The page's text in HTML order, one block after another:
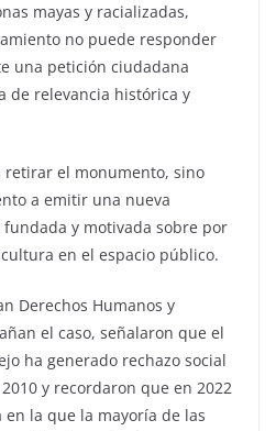
mayas y racializadas,
no puede responder
una petición ciudadana
de relevancia histórica y
retirar el monumento, sino
a emitir una nueva
y motivada sobre por
en el espacio público.
Derechos Humanos y
el caso, señalaron que el
ha generado rechazo social
y recordaron que en 2022
la que la mayoría de las